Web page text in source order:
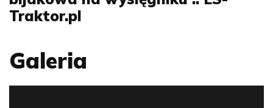
Traktor.pl
Galeria